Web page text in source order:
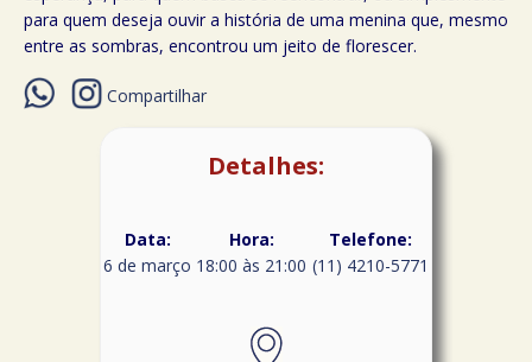
para quem deseja ouvir a história de uma menina que, mesmo
entre as sombras, encontrou um jeito de florescer.
Compartilhar
Detalhes:
Data:
6 de março
Hora:
18:00 às 21:00
Telefone:
(11) 4210-5771